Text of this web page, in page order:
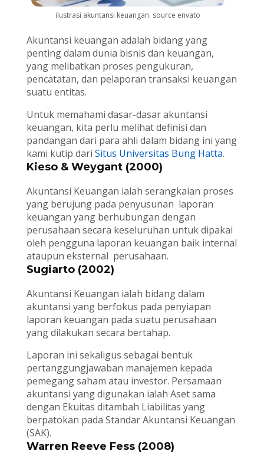
ilustrasi akuntansi keuangan. source envato
Akuntansi keuangan adalah bidang yang
penting dalam dunia bisnis dan keuangan,
yang melibatkan proses pengukuran,
pencatatan, dan pelaporan transaksi keuangan
suatu entitas.
Untuk memahami dasar-dasar akuntansi
keuangan, kita perlu melihat definisi dan
pandangan dari para ahli dalam bidang ini yang
kami kutip dari Situs Universitas Bung Hatta.
Kieso & Weygant (2000)
Akuntansi Keuangan ialah serangkaian proses
yang berujung pada penyusunan laporan
keuangan yang berhubungan dengan
perusahaan secara keseluruhan untuk dipakai
oleh pengguna laporan keuangan baik internal
ataupun eksternal perusahaan.
Sugiarto (2002)
Akuntansi Keuangan ialah bidang dalam
akuntansi yang berfokus pada penyiapan
laporan keuangan pada suatu perusahaan
yang dilakukan secara bertahap.
Laporan ini sekaligus sebagai bentuk
pertanggungjawaban manajemen kepada
pemegang saham atau investor. Persamaan
akuntansi yang digunakan ialah Aset sama
dengan Ekuitas ditambah Liabilitas yang
berpatokan pada Standar Akuntansi Keuangan
(SAK).
Warren Reeve Fess (2008)